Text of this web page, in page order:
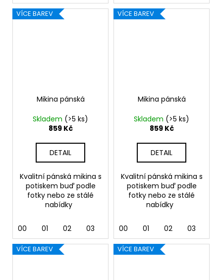
VÍCE BAREV
Mikina pánská
Skladem (>5 ks)
859 Kč
DETAIL
Kvalitní pánská mikina s
potiskem buď podle
fotky nebo ze stálé
nabídky
00 01 02 03 06 07
VÍCE BAREV
Mikina pánská
Skladem (>5 ks)
859 Kč
DETAIL
Kvalitní pánská mikina s
potiskem buď podle
fotky nebo ze stálé
nabídky
00 01 02 03
VÍCE BAREV VÍCE BAREV